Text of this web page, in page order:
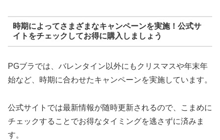
時期によってさまざまなキャンペーンを実施！公式サ
イトをチェックしてお得に購入しましょう
PGブラでは、バレンタイン以外にもクリスマスや年末年
始など、時期に合わせたキャンペーンを実施しています。
公式サイトでは最新情報が随時更新されるので、こまめに
チェックすることでお得なタイミングを逃さずに済みま
す。